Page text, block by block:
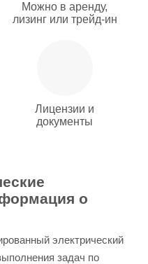
Можно в аренду,
лизинг или трейд-ин
Лицензии и
документы
о
электрический
задач по